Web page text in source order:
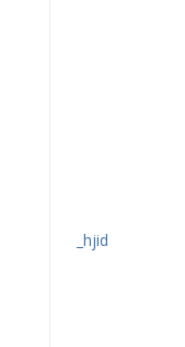
_hjid